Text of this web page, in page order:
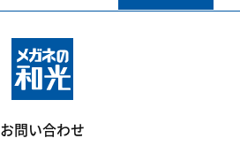
お問い合わせ